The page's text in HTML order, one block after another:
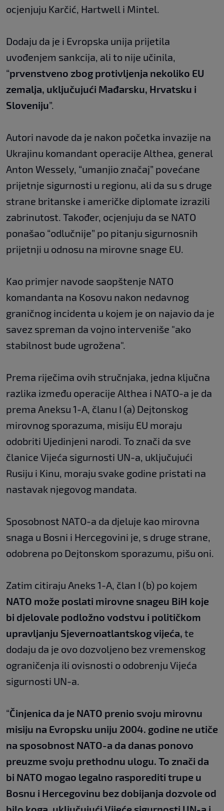
ocjenjuju Karčić, Hartwell i Mintel.
Dodaju da je i Evropska unija prijetila
uvođenjem sankcija, ali to nije učinila,
“prvenstveno zbog protivljenja nekoliko EU
zemalja, uključujući Mađarsku, Hrvatsku i
Sloveniju”.
Autori navode da je nakon početka invazije na
Ukrajinu komandant operacije Althea, general
Anton Wessely, “umanjio značaj” povećane
prijetnje sigurnosti u regionu, ali da su s druge
strane britanske i američke diplomate izrazili
zabrinutost. Također, ocjenjuju da se NATO
ponašao “odlučnije” po pitanju sigurnosnih
prijetnji u odnosu na mirovne snage EU.
Kao primjer navode saopštenje NATO
komandanta na Kosovu nakon nedavnog
graničnog incidenta u kojem je on najavio da je
savez spreman da vojno interveniše "ako
stabilnost bude ugrožena".
Prema riječima ovih stručnjaka, jedna ključna
razlika između operacije Althea i NATO-a je da
prema Aneksu 1-A, članu I (a) Dejtonskog
mirovnog sporazuma, misiju EU moraju
odobriti Ujedinjeni narodi. To znači da sve
članice Vijeća sigurnosti UN-a, uključujući
Rusiju i Kinu, moraju svake godine pristati na
nastavak njegovog mandata.
Sposobnost NATO-a da djeluje kao mirovna
snaga u Bosni i Hercegovini je, s druge strane,
odobrena po Dejtonskom sporazumu, pišu oni.
Zatim citiraju Aneks 1-A, član I (b) po kojem
NATO može poslati mirovne snageu BiH koje
bi djelovale podložno vodstvu i političkom
upravljanju Sjevernoatlantskog vijeća, te
dodaju da je ovo dozvoljeno bez vremenskog
ograničenja ili ovisnosti o odobrenju Vijeća
sigurnosti UN-a.
“Činjenica da je NATO prenio svoju mirovnu
misiju na Evropsku uniju 2004. godine ne utiče
na sposobnost NATO-a da danas ponovo
preuzme svoju prethodnu ulogu. To znači da
bi NATO mogao legalno rasporediti trupe u
Bosnu i Hercegovinu bez dobijanja dozvole od